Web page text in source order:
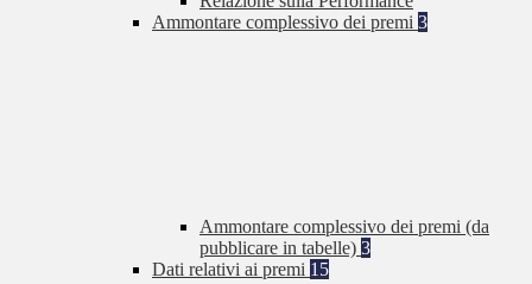
Ammontare complessivo dei premi 3
Ammontare complessivo dei premi (da
pubblicare in tabelle) 3
Dati relativi ai premi 15